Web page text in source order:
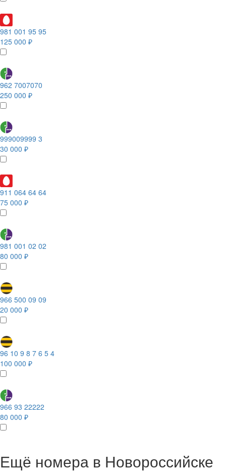
981 001 95 95
125 000 ₽
962 7007070
250 000 ₽
999009999 3
30 000 ₽
911 064 64 64
75 000 ₽
981 001 02 02
80 000 ₽
966 500 09 09
20 000 ₽
96 10 9 8 7 6 5 4
100 000 ₽
966 93 22222
80 000 ₽
Ещё номера в Новороссийске